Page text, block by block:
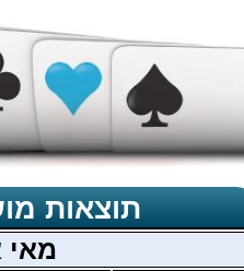
תוצאות
מאי